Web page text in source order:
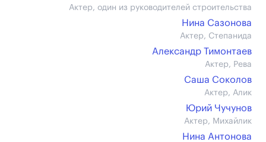
Актер, один из руководителей строительства
Нина Сазонова
Актер, Степанида
Александр Тимонтаев
Актер, Рева
Саша Соколов
Актер, Алик
Юрий Чучунов
Актер, Михайлик
Нина Антонова